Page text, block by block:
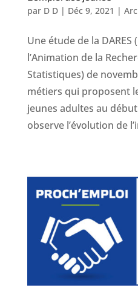
par D D| Déc 9, 2021 |
Une étude de la
l’Animation de la
Statistiques) de
métiers qui proposent
jeunes adultes au
observe l’évolution de